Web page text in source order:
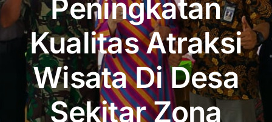
Publikasi
Peta Wisata
BLU
Peningkatan
Kualitas Atraksi
Wisata Di Desa
Sekitar Zona